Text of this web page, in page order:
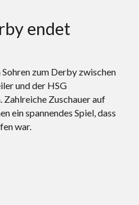
endet
zum Derby zwischen
und der HSG
Zuschauer auf
ein spannendes Spiel, dass
war.